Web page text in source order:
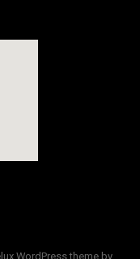
WordPress theme by